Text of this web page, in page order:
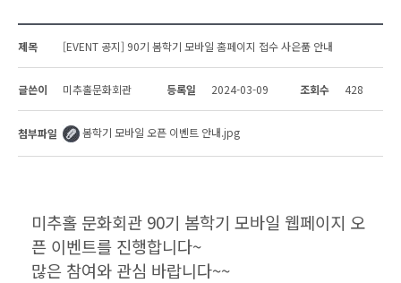
제목 [EVENT 공지] 90기 봄학기 모바일 홈페이지 접수 사은품 안내
글쓴이 미추홀문화회관 등록일 2024-03-09 조회수 428
첨부파일 봄학기 모바일 오픈 이벤트 안내.jpg
미추홀 문화회관 90기 봄학기 모바일 웹페이지 오
픈 이벤트를 진행합니다~
많은 참여와 관심 바랍니다~~